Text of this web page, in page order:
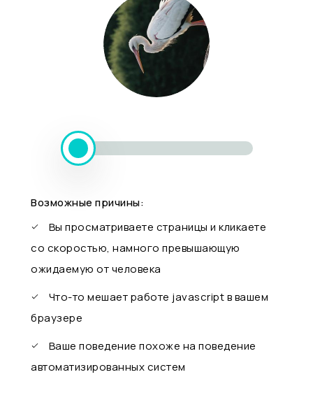
Возможные причины:
Вы просматриваете страницы и кликаете
со скоростью, намного превышающую
ожидаемую от человека
Что-то мешает работе javascript в вашем
браузере
Ваше поведение похоже на поведение
автоматизированных систем